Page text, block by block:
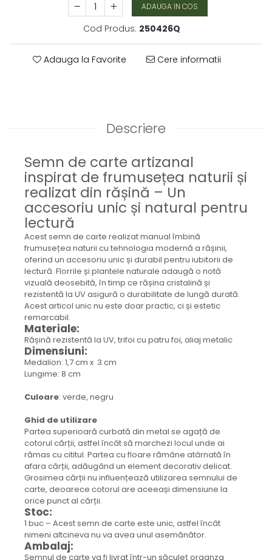
Brățară de gleznă
Colier / Pandantiv
Colier / Pandantiv
Cercei
Suport bijuterii
Bijuterii cu cristale naturale
Colier / Pandantiv
Cercei
Brățară
Set bijuterii
Bijuterii din lemn
Colier / Pandantiv
Cercei
Set bijuterii
Brățară
Bijuterii fără metal
Brățară
Semn de carte
Accesorii
Produse personalizate (mărturii)
Produse zero waste
Săculeț de depozitare pentru pâine
Ambalaj cu ceară de albine pentru
alimente
Șervețel ecologic pentru sandiș
Săculeț pentru ronțăieli
Dischete cosmetice
ADAUGA IN COS
Cod Produs: 250426Q
Adauga la Favorite Cere informatii
Descriere
Semn de carte artizanal
inspirat de frumusețea naturii și
realizat din rășină – Un
accesoriu unic și natural pentru
lectură
Acest semn de carte realizat manual îmbină
frumusețea naturii cu tehnologia modernă a rășinii,
oferind un accesoriu unic și durabil pentru iubitorii de
lectură. Florrile și plantele naturale adaugă o notă
vizuală deosebită, în timp ce rășina cristalină și
rezistentă la UV asigură o durabilitate de lungă durată.
Acest articol unic nu este doar practic, ci și estetic
remarcabil.
Materiale:
Rășină rezistentă la UV, trifoi cu patru foi, aliaj metalic
Dimensiuni:
Medalion: 1,7 cm x 3 cm
Lungime: 8 cm
Culoare: verde, negru
Ghid de utilizare
Partea superioară curbată din metal se agață de
cotorul cărții, astfel încât să marchezi locul unde ai
rămas cu cititul. Partea cu floare rămâne atârnată în
afara cărții, adăugând un element decorativ delicat.
Grosimea cărții nu influențează utilizarea semnului de
carte, deoarece cotorul are aceeași dimensiune la
orice punct al cărții.
Stoc:
1 buc – Acest semn de carte este unic, astfel încât
nimeni altcineva nu va avea unul asemănător.
Ambalaj:
Semnul de carte va fi livrat într-un săculeț organza